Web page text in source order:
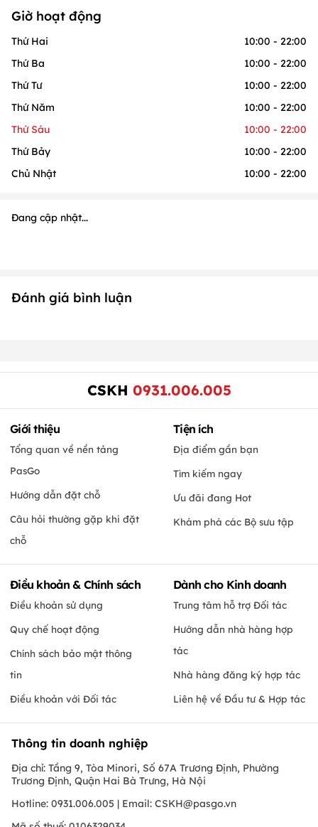
Thứ Hai
Thứ Ba
10:00 - 22:00
Thứ Tư
10:00 - 22:00
Thứ Năm
10:00 - 22:00
Thứ Sáu
10:00 - 22:00
Thứ Bảy
10:00 - 22:00
Chủ Nhật
10:00 - 22:00
Tổng quan về nền tảng
PasGo
Hướng dẫn đặt chỗ
Câu hỏi thường gặp khi đặt
chỗ
Địa điểm gần bạn
Tìm kiếm ngay
Ưu đãi đang Hot
Khám phá các Bộ sưu tập
Điều khoản sử dụng
Quy chế hoạt động
Chính sách bảo mật thông
tin
Điều khoản với Đối tác
Trung tâm hỗ trợ Đối tác
Hướng dẫn nhà hàng hợp
tác
Nhà hàng đăng ký hợp tác
Liên hệ về Đầu tư & Hợp tác
Địa chỉ: Tầng 9, Tòa Minori, Số 67A Trương Định, Phường
Hotline: 0931.006.005 | Email:CSKH@pasgo.vn
Mã số thuế: 0106329034
Chứng nhận bởi